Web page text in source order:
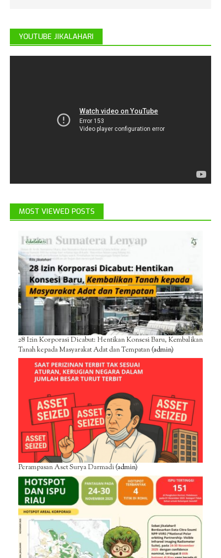
YOUTUBE JIKALAHARI
MOST VIEWED POSTS
28 Izin Korporasi Dicabut: Hentikan Konsesi Baru, Kembalikan
Tanah kepada Masyarakat Adat dan Tempatan(admin)
Perampasan Aset Surya Darmadi(admin)